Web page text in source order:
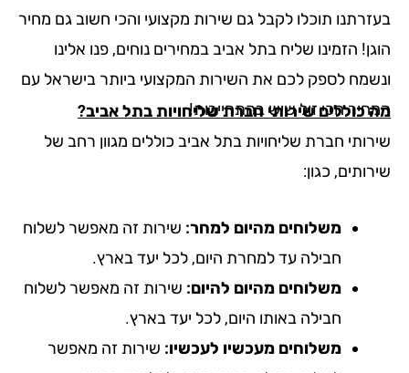
תוכלו לקבל גם שירות מקצועי והכי חשוב גם מחיר
הזמינו שליח בתל אביב במחירים נוחים, פנו אלינו
לספק לכם את השירות המקצועי ביותר בישראל עם
הכי זול שיש בהתחייבות!
כוללים שירותי חברת שליחויות בתל אביב?
חברת שליחויות בתל אביב כוללים מגוון רחב של
כגון:
משלוחים מהיום למחר:שירות זה מאפשר לשלוח
חבילה עד למחרת היום, לכל יעד בארץ.
משלוחים מהיום להיום:שירות זה מאפשר לשלוח
חבילה באותו היום, לכל יעד בארץ.
משלוחים מעכשיו לעכשיו:שירות זה מאפשר